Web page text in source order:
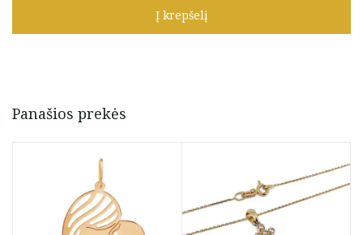
Į krepšelį
Panašios prekės